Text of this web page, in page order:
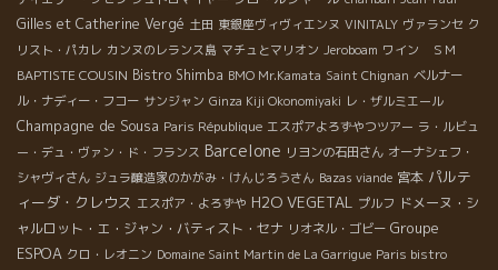
Gilles et Catherine Vergé 土田 東銀座ヴィヴィエンヌ VINITALY ヴァランセ ク
リスト・パカレ カンヌのレランス島 マチュとマリオン Jeroboam ワイン ＳＭ
BAPTISTE COUSIN Bistro Shimba BMO Mr.Kamata Saint Chignan ベルナー
ル・ナディー・フコー サンジャン Ginza Kiji Okonomiyaki レ・ザルミエール
Champagne de Sousa Paris République エスポアよろずやつツアー ラ・ルビュ
ー・デュ・ヴァン・ド・フランス Barcelone リヨンの石田さん オーナシェフ・
シャヴィさん ジュラ醸造家のかがみ・けんじろうさん Bazas viande 宮本 パルテ
ィーダ・クレウス エスポア・よろずや H2O VEGETAL プルフ ドメーヌ・シ
ャルロット・エ・ジャン・バティスト・セナ リオネル・ゴビー Groupe
ESPOA クロ・レオニン Domaine Saint Martin de La Garrigue Paris bistro